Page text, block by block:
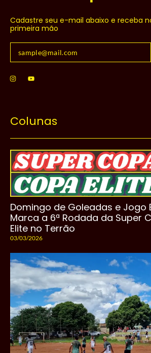
Cadastre seu e-mail abaixo e receba
primeira mão
Colunas
Domingo de Goleadas e Jogo
Marca a 6ª Rodada da Super
Elite no Terrão
03/03/2026